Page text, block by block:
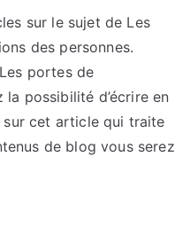
sur le sujet de Les
des personnes.
portes de
possibilité d’écrire en
cet article qui traite
de blog vous serez